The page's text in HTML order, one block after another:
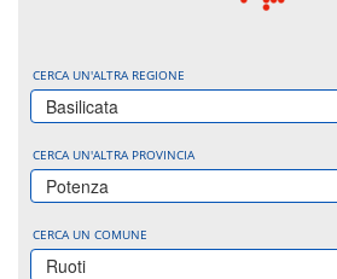
CERCA UN'ALTRA REGIONE
Basilicata
CERCA UN'ALTRA PROVINCIA
Potenza
CERCA UN COMUNE
Ruoti